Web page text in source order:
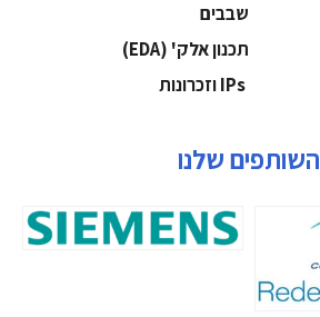
‫שבבים‬
‫תכנון אלק' (‪(EDA‬‬
השותפים שלנו